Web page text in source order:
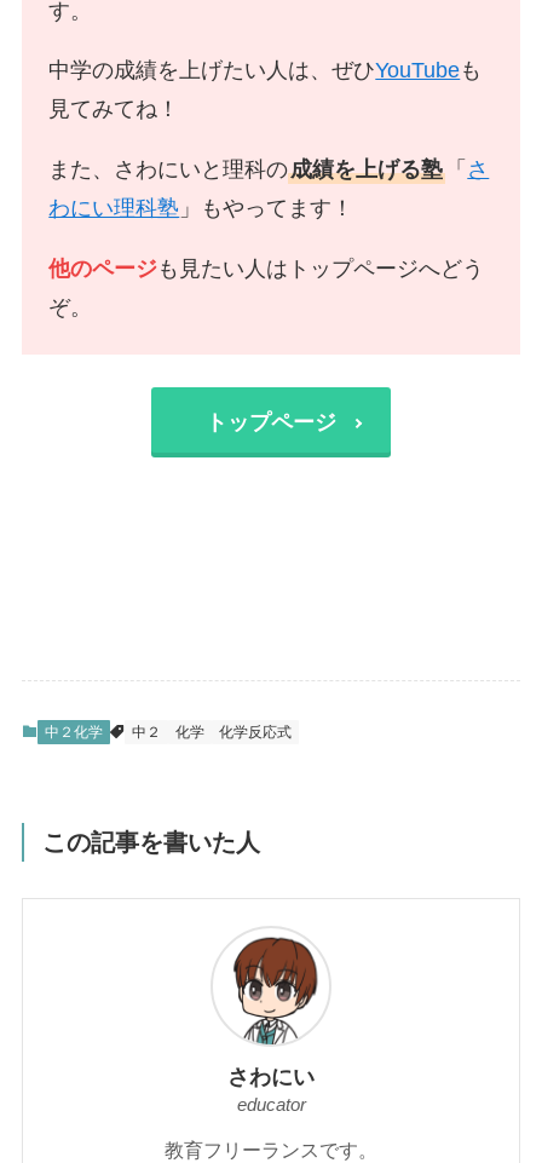
す。
中学の成績を上げたい人は、ぜひYouTubeも
見てみてね！
また、さわにいと理科の成績を上げる塾 「 さ
わにい理科塾 」もやってます！
他のページも見たい人はトップページへどう
ぞ。
トップページ
中２化学 中２ 化学 化学反応式
この記事を書いた人
さわにい
educator
教育フリーランスです。